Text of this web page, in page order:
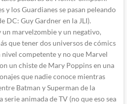
y los Guardianes se pasan peleando
DC: Guy Gardner en la JLI).
marvelzombie y un negativo,
que tener dos universos de cómics
competente y no que Marvel
un chiste de Mary Poppins en una
que nadie conoce mientras
Batman y Superman de la
serie animada de TV (no que eso sea